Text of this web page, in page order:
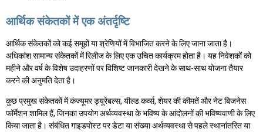
आर्थिक संकेतकों में एक अंतर्दृष्टि
आर्थिक संकेतकों को कई समूहों या श्रेणियों में विभाजित करने के लिए जाना जाता है।
अधिकांश सामान्य संकेतकों में रिलीज के लिए एक उचित कार्यक्रम होता है। यह निवेशकों को
महीने और वर्ष के विशेष उदाहरणों पर विशिष्ट जानकारी देखने के साथ-साथ योजना तैयार
करने की अनुमति देता है।
कुछ प्रमुख संकेतकों में कंज्यूमर ड्यूरेबल्स, यील्ड कर्व्स, शेयर की कीमतें और नेट बिजनेस
फॉर्मेशन शामिल हैं, जिनका उपयोग अर्थव्यवस्था के भविष्य के आंदोलनों की भविष्यवाणी के लिए
किया जाता है। संबंधित गाइडपोस्ट पर डेटा या संख्या अर्थव्यवस्था से पहले स्थानांतरित या